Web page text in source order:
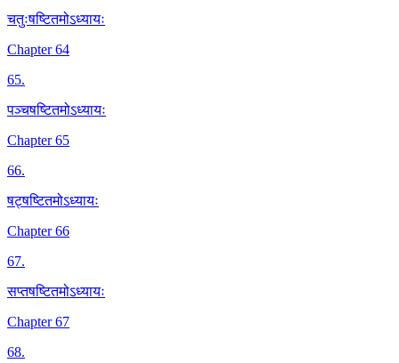
चतुःषष्टितमोऽध्यायः
Chapter 64
65.
पञ्चषष्टितमोऽध्यायः
Chapter 65
66.
षट्षष्टितमोऽध्यायः
Chapter 66
67.
सप्तषष्टितमोऽध्यायः
Chapter 67
68.